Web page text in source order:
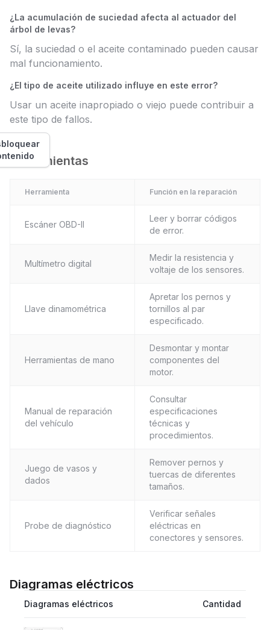
¿La acumulación de suciedad afecta al actuador del
árbol de levas?
Sí, la suciedad o el aceite contaminado pueden causar
mal funcionamiento.
¿El tipo de aceite utilizado influye en este error?
Usar un aceite inapropiado o viejo puede contribuir a
este tipo de fallos.
Herramientas
Herramienta Función en la reparación
Escáner OBD-II
Leer y borrar códigos
de error.
Multímetro digital
Medir la resistencia y
voltaje de los sensores.
Llave dinamométrica
Apretar los pernos y
tornillos al par
especificado.
Herramientas de mano
Desmontar y montar
componentes del
motor.
Manual de reparación
del vehículo
Consultar
especificaciones
técnicas y
procedimientos.
Juego de vasos y
dados
Remover pernos y
tuercas de diferentes
tamaños.
Probe de diagnóstico
Verificar señales
eléctricas en
conectores y sensores.
Diagramas eléctricos
Diagramas eléctricos Cantidad